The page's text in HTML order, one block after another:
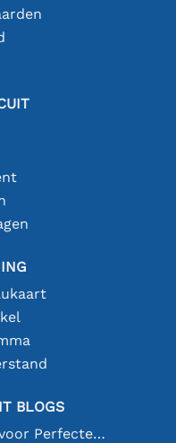
BLOGS
Solderen als een Pro: Tips voor Perfecte Elektronische Verbindingen